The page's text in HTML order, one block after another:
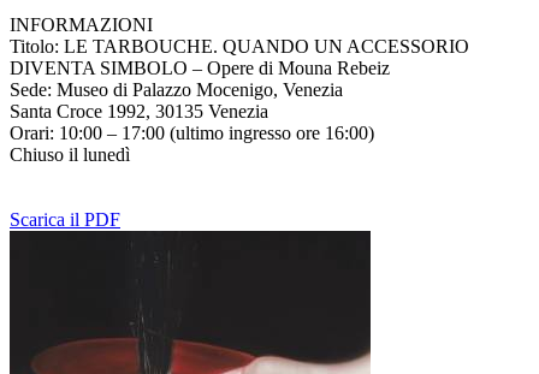
INFORMAZIONI
Titolo: LE TARBOUCHE. QUANDO UN ACCESSORIO
DIVENTA SIMBOLO – Opere di Mouna Rebeiz
Sede: Museo di Palazzo Mocenigo, Venezia
Santa Croce 1992, 30135 Venezia
Orari: 10:00 – 17:00 (ultimo ingresso ore 16:00)
Chiuso il lunedì
Scarica il PDF